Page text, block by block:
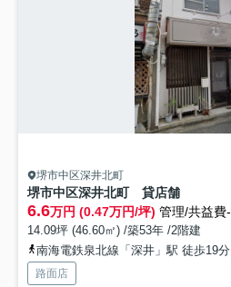
堺市中区深井北町
堺市中区深井北町 貸店舗
6.6万円 (0.47万円/坪) 管理/共益費-
14.09坪 (46.60㎡) /築53年 /2階建
南海電鉄泉北線「深井」駅 徒歩19分
路面店